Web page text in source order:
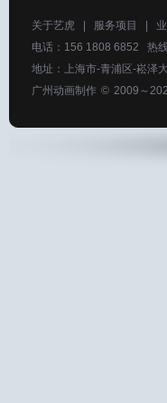
关于艺虎 服务项目
电话：156 1808 6852 热
地址：上海市-青浦区-崧泽
广州动画制作 © 2009～